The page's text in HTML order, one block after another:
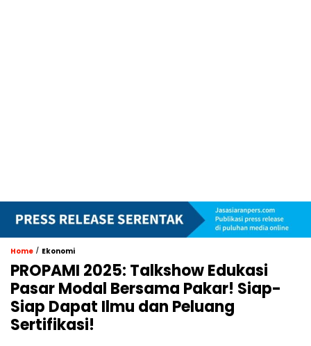
Home / Ekonomi
PROPAMI 2025: Talkshow Edukasi
Pasar Modal Bersama Pakar! Siap-
Siap Dapat Ilmu dan Peluang
Sertifikasi!